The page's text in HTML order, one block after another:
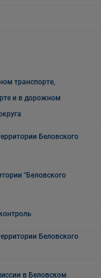
транспорте,
и в дорожном
Беловского
"Беловского
Беловского
в Беловском